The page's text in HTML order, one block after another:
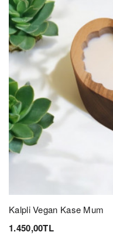
Kalpli Vegan Kase Mum
1.450,00TL